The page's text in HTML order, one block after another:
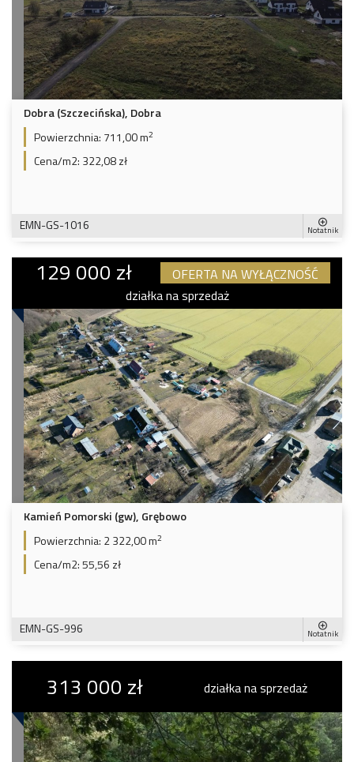
Dobra (Szczecińska), Dobra
Powierzchnia: 711,00 m2
Cena/m2: 322,08 zł
EMN-GS-1016 Notatnik
129 000 zł
OFERTA NA WYŁĄCZNOŚĆ
działka na sprzedaż
Kamień Pomorski (gw), Grębowo
Powierzchnia: 2 322,00 m2
Cena/m2:55,56 zł
EMN-GS-996 Notatnik
313 000 zł działka na sprzedaż